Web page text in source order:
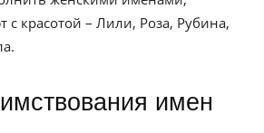
с красотой – Лили, Роза, Рубина,
имен